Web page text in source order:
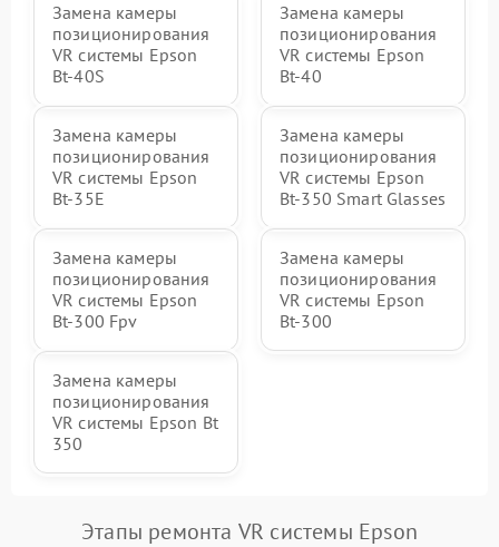
Замена камеры
позиционирования
VR системы Epson
Bt-40S
Замена камеры
позиционирования
VR системы Epson
Bt-40
Замена камеры
позиционирования
VR системы Epson
Bt-35E
Замена камеры
позиционирования
VR системы Epson
Bt-350 Smart Glasses
Замена камеры
позиционирования
VR системы Epson
Bt-300 Fpv
Замена камеры
позиционирования
VR системы Epson
Bt-300
Замена камеры
позиционирования
VR системы Epson Bt
350
Этапы ремонта VR системы Epson